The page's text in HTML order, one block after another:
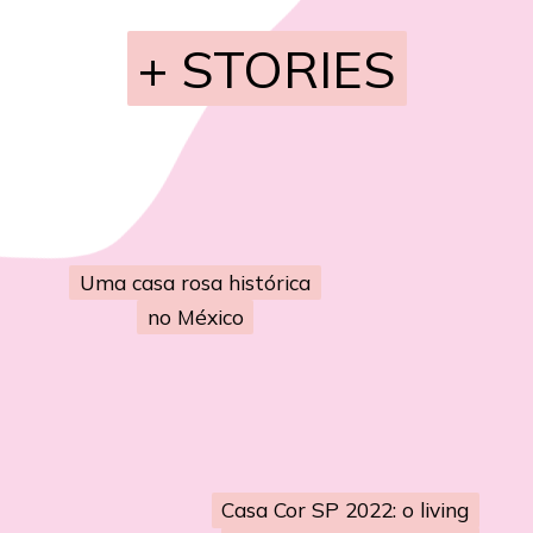
+ STORIES
+ STORIES
Uma casa rosa histórica
no México
Uma casa rosa histórica
no México
Casa Cor SP 2022: o living
Casa Cor SP 2022: o living